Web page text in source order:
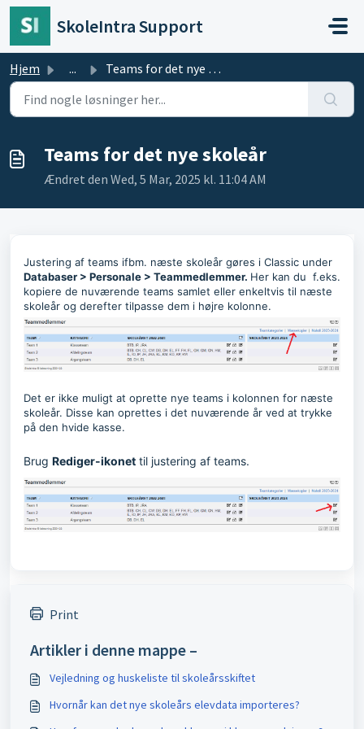
Gå til hovedindhold
SkoleIntra Support
Hjem ... Teams for det nye skoleår
Teams for det nye skoleår
Ændret den Wed, 5 Mar, 2025 kl. 11:04 AM
Justering af teams ifbm. næste skoleår gøres i Classic under
Databaser > Personale > Teammedlemmer. Her kan du f.eks.
kopiere de nuværende teams samlet eller enkeltvis til næste
skoleår og derefter tilpasse dem i højre kolonne.
Det er ikke muligt at oprette nye teams i kolonnen for næste
skoleår. Disse kan oprettes i det nuværende år ved at trykke
på den hvide kasse.
Brug Rediger-ikonet til justering af teams.
Print
Artikler i denne mappe –
Vejledning og huskeliste til skoleårsskiftet
Hvornår kan det nye skoleårs elevdata importeres?